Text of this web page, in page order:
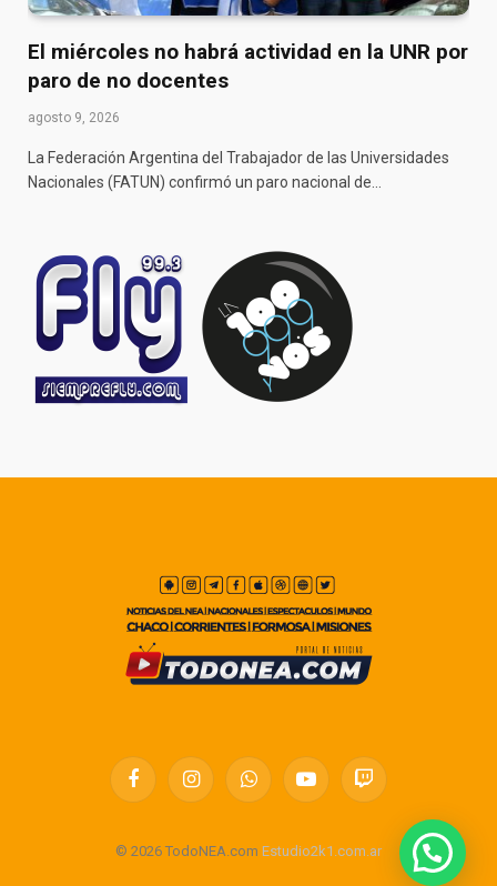
El miércoles no habrá actividad en la UNR por
paro de no docentes
agosto 9, 2026
La Federación Argentina del Trabajador de las Universidades
Nacionales (FATUN) confirmó un paro nacional de…
FacebookInstagramWhatsAppYouTubeTwitch
© 2026 TodoNEA.com Estudio2k1.com.ar